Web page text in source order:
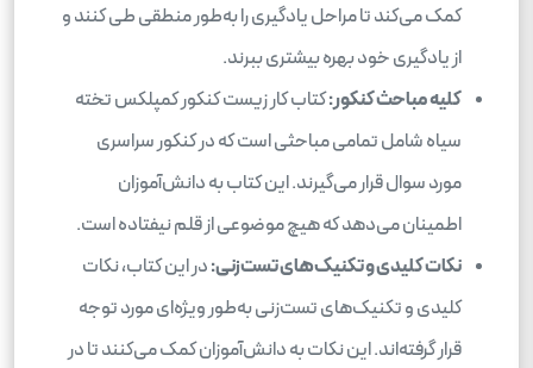
کمک می‌کند تا مراحل یادگیری را به‌طور منطقی طی کنند و
از یادگیری خود بهره بیشتری ببرند.
کلیه مباحث کنکور:کتاب کار زیست کنکور کمپلکس تخته
سیاه شامل تمامی مباحثی است که در کنکور سراسری
مورد سوال قرار می‌گیرند. این کتاب به دانش‌آموزان
اطمینان می‌دهد که هیچ موضوعی از قلم نیفتاده است.
نکات کلیدی و تکنیک‌های تست‌زنی:در این کتاب، نکات
کلیدی و تکنیک‌های تست‌زنی به‌طور ویژه‌ای مورد توجه
قرار گرفته‌اند. این نکات به دانش‌آموزان کمک می‌کنند تا در